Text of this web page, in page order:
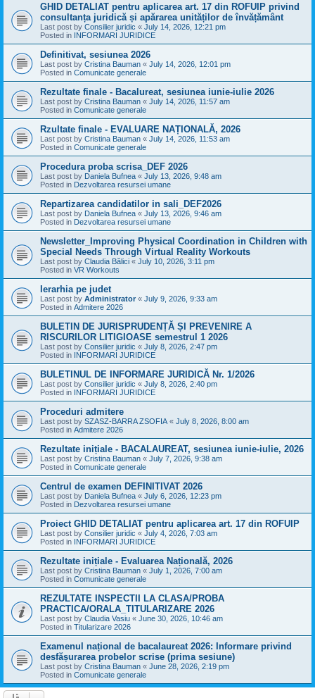
GHID DETALIAT pentru aplicarea art. 17 din ROFUIP privind
consultanța juridică și apărarea unităților de învățământ
Last post by Consilier juridic « July 14, 2026, 12:21 pm
Posted in INFORMARI JURIDICE
Definitivat, sesiunea 2026
Last post by Cristina Bauman « July 14, 2026, 12:01 pm
Posted in Comunicate generale
Rezultate finale - Bacalureat, sesiunea iunie-iulie 2026
Last post by Cristina Bauman « July 14, 2026, 11:57 am
Posted in Comunicate generale
Rzultate finale - EVALUARE NAȚIONALĂ, 2026
Last post by Cristina Bauman « July 14, 2026, 11:53 am
Posted in Comunicate generale
Procedura proba scrisa_DEF 2026
Last post by Daniela Bufnea « July 13, 2026, 9:48 am
Posted in Dezvoltarea resursei umane
Repartizarea candidatilor in sali_DEF2026
Last post by Daniela Bufnea « July 13, 2026, 9:46 am
Posted in Dezvoltarea resursei umane
Newsletter_Improving Physical Coordination in Children with
Special Needs Through Virtual Reality Workouts
Last post by Claudia Bălici « July 10, 2026, 3:11 pm
Posted in VR Workouts
Ierarhia pe judet
Last post by Administrator « July 9, 2026, 9:33 am
Posted in Admitere 2026
BULETIN DE JURISPRUDENȚĂ ȘI PREVENIRE A
RISCURILOR LITIGIOASE semestrul 1 2026
Last post by Consilier juridic « July 8, 2026, 2:47 pm
Posted in INFORMARI JURIDICE
BULETINUL DE INFORMARE JURIDICĂ Nr. 1/2026
Last post by Consilier juridic « July 8, 2026, 2:40 pm
Posted in INFORMARI JURIDICE
Proceduri admitere
Last post by SZASZ-BARRA ZSOFIA « July 8, 2026, 8:00 am
Posted in Admitere 2026
Rezultate inițiale - BACALAUREAT, sesiunea iunie-iulie, 2026
Last post by Cristina Bauman « July 7, 2026, 9:38 am
Posted in Comunicate generale
Centrul de examen DEFINITIVAT 2026
Last post by Daniela Bufnea « July 6, 2026, 12:23 pm
Posted in Dezvoltarea resursei umane
Proiect GHID DETALIAT pentru aplicarea art. 17 din ROFUIP
Last post by Consilier juridic « July 4, 2026, 7:03 am
Posted in INFORMARI JURIDICE
Rezultate inițiale - Evaluarea Națională, 2026
Last post by Cristina Bauman « July 1, 2026, 7:00 am
Posted in Comunicate generale
REZULTATE INSPECTII LA CLASA/PROBA
PRACTICA/ORALA_TITULARIZARE 2026
Last post by Claudia Vasiu « June 30, 2026, 10:46 am
Posted in Titularizare 2026
Examenul național de bacalaureat 2026: Informare privind
desfășurarea probelor scrise (prima sesiune)
Last post by Cristina Bauman « June 28, 2026, 2:19 pm
Posted in Comunicate generale